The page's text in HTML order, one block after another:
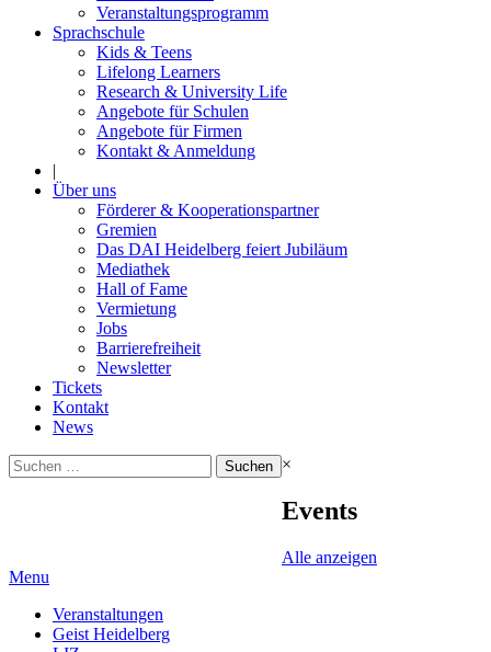
Veranstaltungsprogramm
Sprachschule
Kids & Teens
Lifelong Learners
Research & University Life
Angebote für Schulen
Angebote für Firmen
Kontakt & Anmeldung
|
Über uns
Förderer & Kooperationspartner
Gremien
Das DAI Heidelberg feiert Jubiläum
Mediathek
Hall of Fame
Vermietung
Jobs
Barrierefreiheit
Newsletter
Tickets
Kontakt
News
Suchen
nach:
×
Events
Alle anzeigen
Menu
Veranstaltungen
Geist Heidelberg